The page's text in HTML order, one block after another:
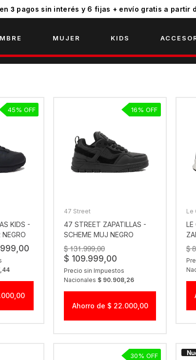
3 pagos sin interés y 6 fijas + envío gratis a partir
MUJER KIDS
KIDS -
NEGRO
45
47 Street
47 STREET ZAPATILLAS -
SCHEME MUJ NEGRO
$ 131.999,00
$ 109.999,00
Precio sin Impuestos
Nacionales $ 90.908,26
16
Ahorro de $ 22.000,00
Le
LE
$
30